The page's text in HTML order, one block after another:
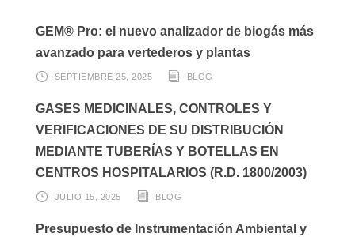
GEM® Pro: el nuevo analizador de biogás más
avanzado para vertederos y plantas
SEPTIEMBRE 25, 2025 BLOG
GASES MEDICINALES, CONTROLES Y
VERIFICACIONES DE SU DISTRIBUCIÓN
MEDIANTE TUBERÍAS Y BOTELLAS EN
CENTROS HOSPITALARIOS (R.D. 1800/2003)
JULIO 15, 2025 BLOG
Presupuesto de Instrumentación Ambiental y